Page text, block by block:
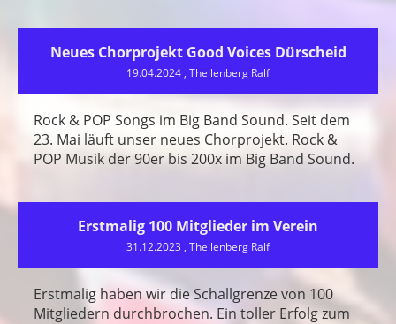
Neues Chorprojekt Good Voices Dürscheid
19.04.2024 , Theilenberg Ralf
Rock & POP Songs im Big Band Sound. Seit dem
23. Mai läuft unser neues Chorprojekt. Rock &
POP Musik der 90er bis 200x im Big Band Sound.
Erstmalig 100 Mitglieder im Verein
31.12.2023 , Theilenberg Ralf
Erstmalig haben wir die Schallgrenze von 100
Mitgliedern durchbrochen. Ein toller Erfolg zum